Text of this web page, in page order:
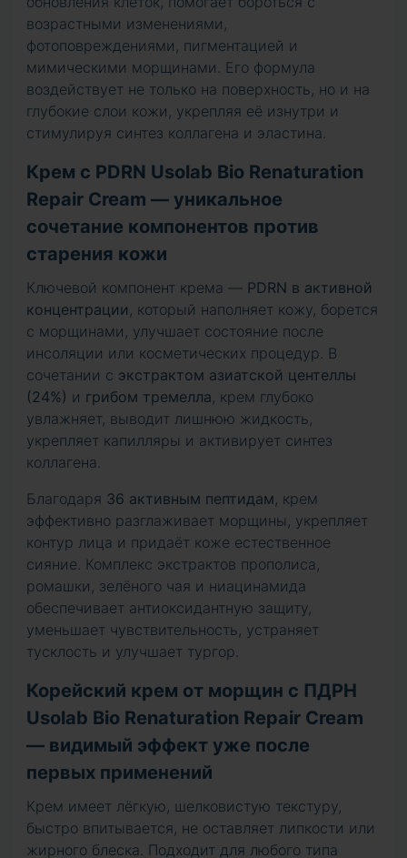
возрастными изменениями,
фотоповреждениями, пигментацией и
мимическими морщинами. Его формула
воздействует не только на поверхность, но и на
глубокие слои кожи, укрепляя её изнутри и
стимулируя синтез коллагена и эластина.
Крем с PDRN Usolab Bio Renaturation
Repair Cream — уникальное
сочетание компонентов против
старения кожи
Ключевой компонент крема — PDRN в активной
концентрации , который наполняет кожу, борется
с морщинами, улучшает состояние после
инсоляции или косметических процедур. В
сочетании с экстрактом азиатской центеллы
(24%) и грибом тремелла, крем глубоко
увлажняет, выводит лишнюю жидкость,
укрепляет капилляры и активирует синтез
коллагена.
Благодаря 36 активным пептидам, крем
эффективно разглаживает морщины, укрепляет
контур лица и придаёт коже естественное
сияние. Комплекс экстрактов прополиса,
ромашки, зелёного чая и ниацинамида
обеспечивает антиоксидантную защиту,
уменьшает чувствительность, устраняет
тусклость и улучшает тургор.
Корейский крем от морщин с ПДРН
Usolab Bio Renaturation Repair Cream
— видимый эффект уже после
первых применений
Крем имеет лёгкую, шелковистую текстуру,
быстро впитывается, не оставляет липкости или
жирного блеска. Подходит для любого типа